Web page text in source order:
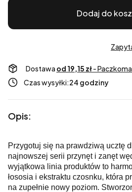
Dodaj do
Dostawa od 19,15 zł-
Czas wysyłki:24 godziny
Opis:
Przygotuj się na prawdziwą ucztę
najnowszej serii przynęt i zanęt
wyjątkowa linia produktów to
łososia i ekstraktu czosnku, która
na zupełnie nowy poziom.